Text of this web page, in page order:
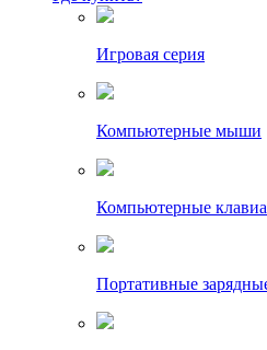
Игровая серия
Компьютерные мыши
Компьютерные
Портативные